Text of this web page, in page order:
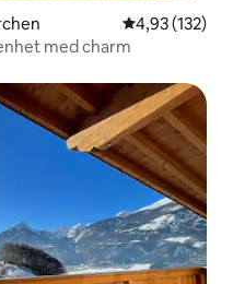
4,93 av 5 i
4,93 (132)
med charm